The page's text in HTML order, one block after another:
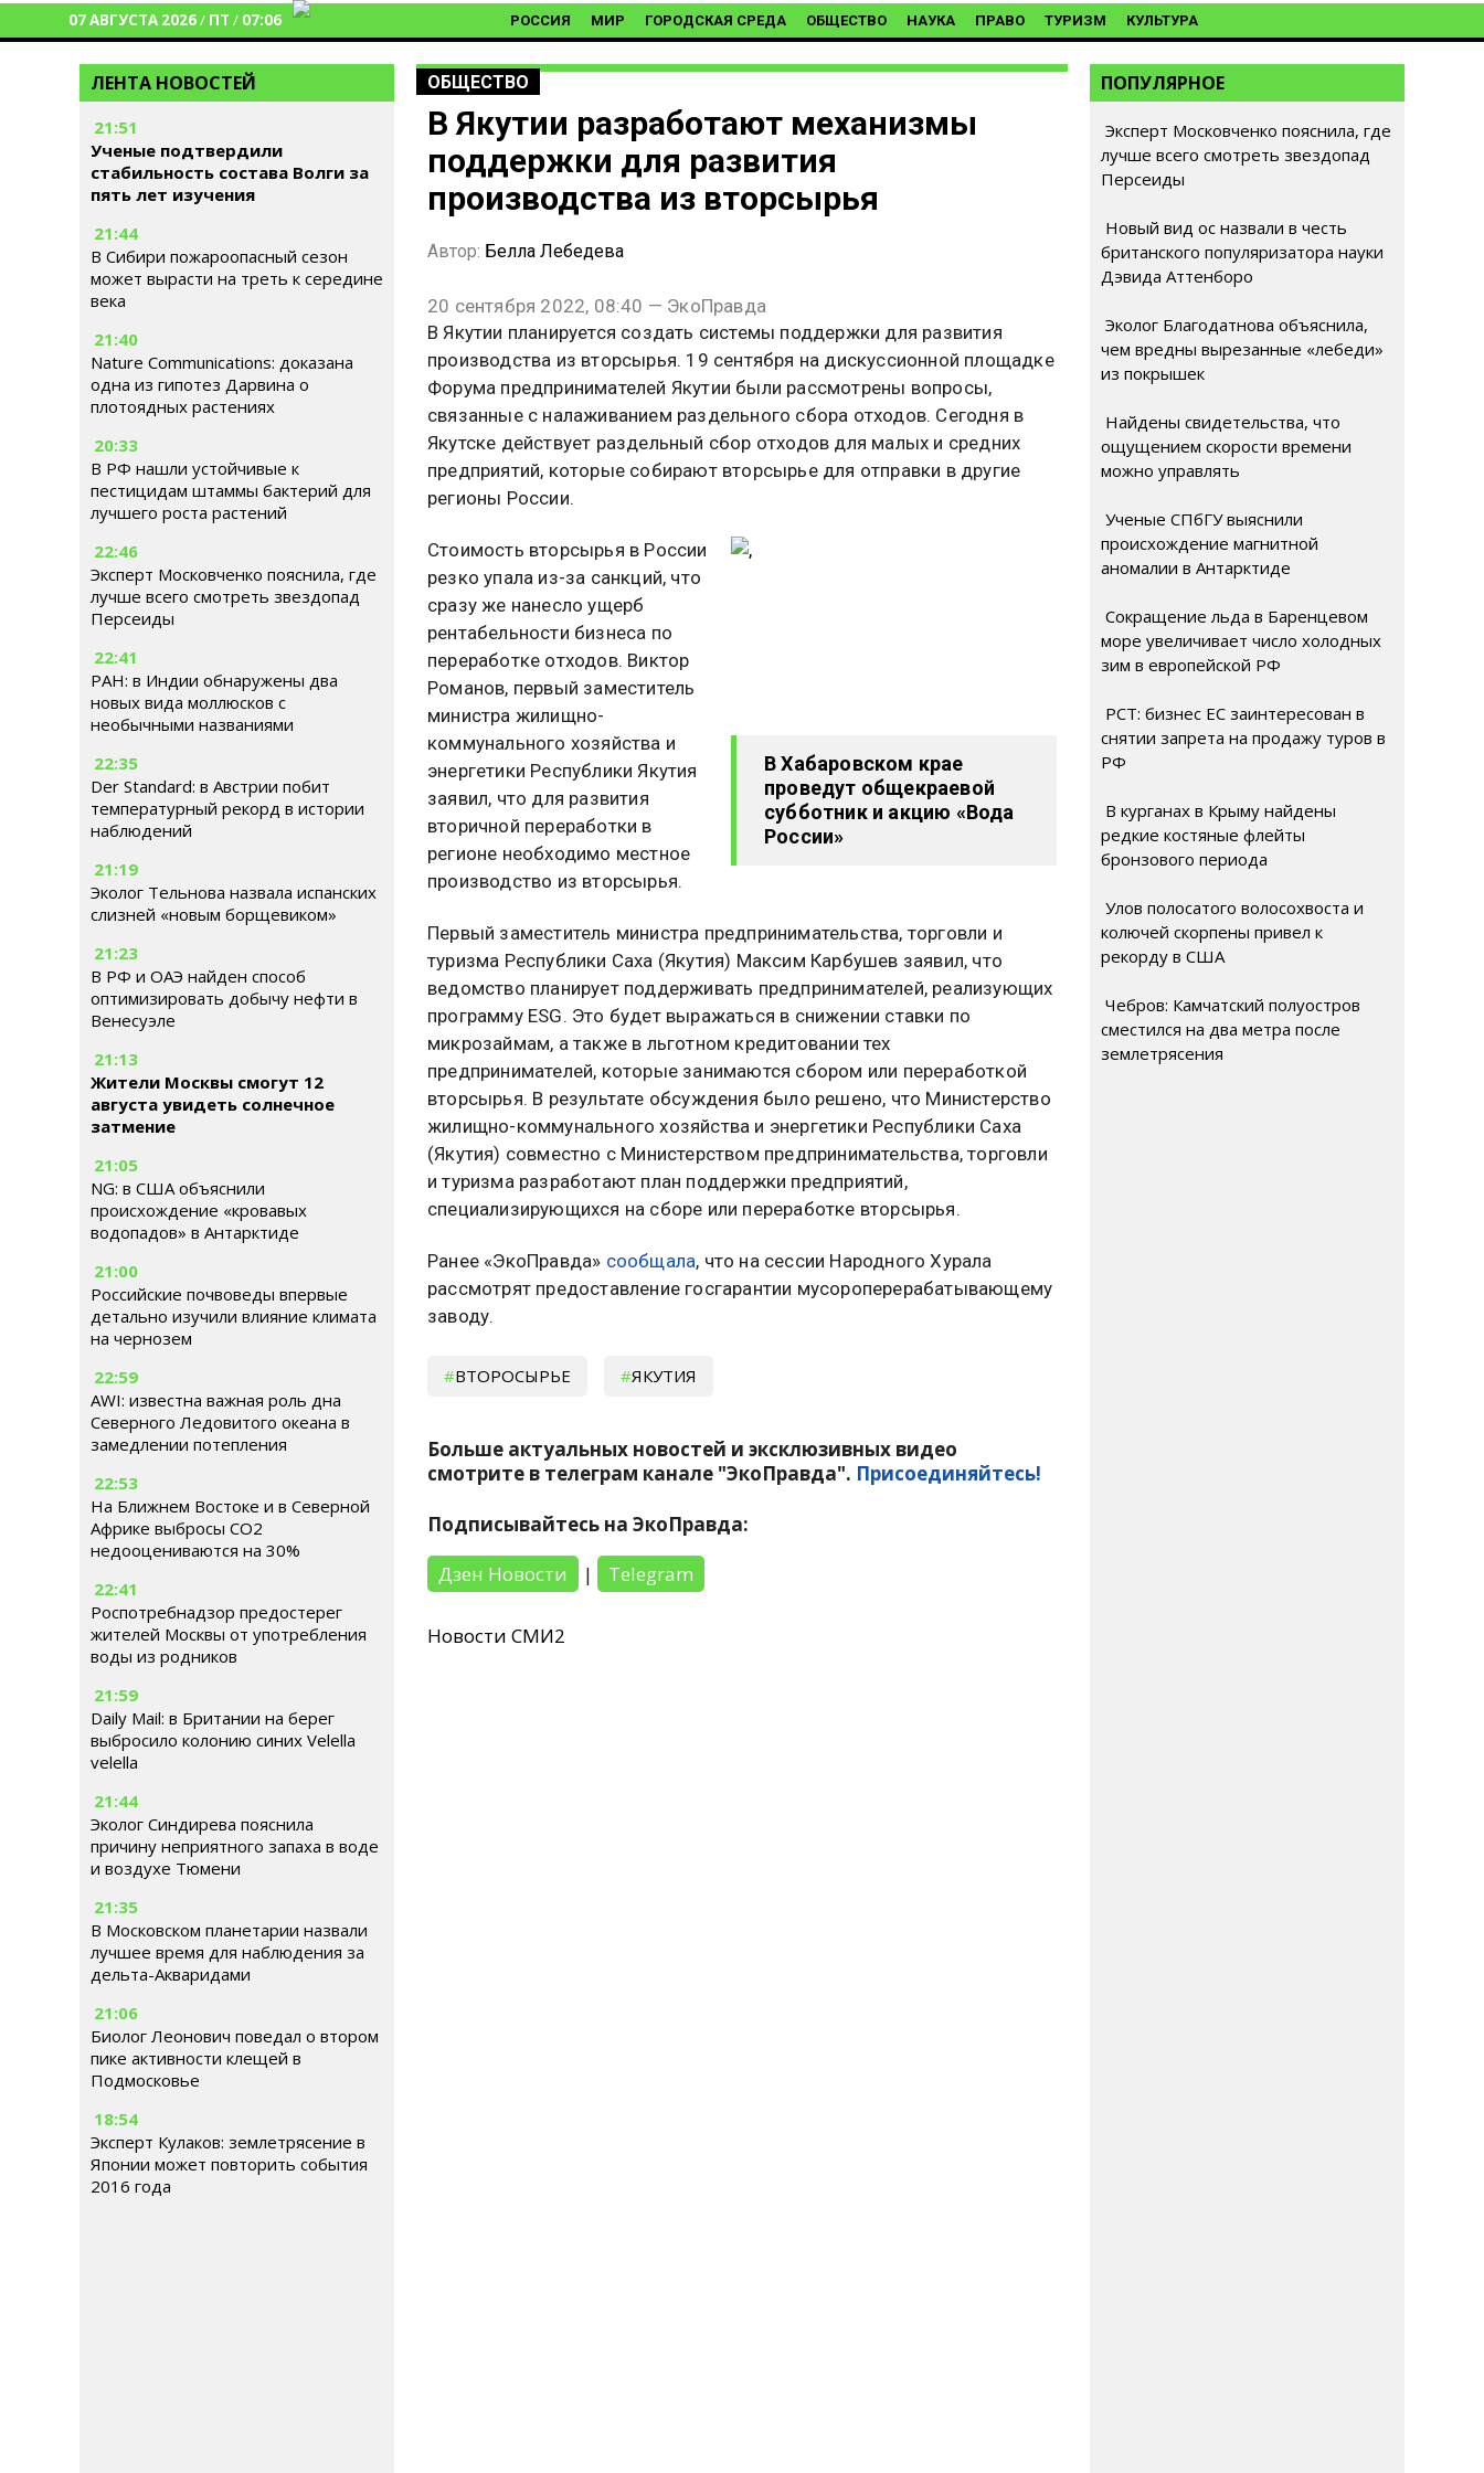
07 АВГУСТА 2026/ ПТ / 07:06 РОССИЯ МИР ГОРОДСКАЯ СРЕДА ОБЩЕСТВО НАУКА ПРАВО ТУРИЗМ КУЛЬТУРА
ЛЕНТА НОВОСТЕЙ
21:51
Ученые подтвердили
стабильность состава Волги за
пять лет изучения
21:44
В Сибири пожароопасный сезон
может вырасти на треть к середине
века
21:40
Nature Communications: доказана
одна из гипотез Дарвина о
плотоядных растениях
20:33
В РФ нашли устойчивые к
пестицидам штаммы бактерий для
лучшего роста растений
22:46
Эксперт Московченко пояснила, где
лучше всего смотреть звездопад
Персеиды
22:41
РАН: в Индии обнаружены два
новых вида моллюсков с
необычными названиями
22:35
Der Standard: в Австрии побит
температурный рекорд в истории
наблюдений
21:19
Эколог Тельнова назвала испанских
слизней «новым борщевиком»
21:23
В РФ и ОАЭ найден способ
оптимизировать добычу нефти в
Венесуэле
21:13
Жители Москвы смогут 12
августа увидеть солнечное
затмение
21:05
NG: в США объяснили
происхождение «кровавых
водопадов» в Антарктиде
21:00
Российские почвоведы впервые
детально изучили влияние климата
на чернозем
22:59
AWI: известна важная роль дна
Северного Ледовитого океана в
замедлении потепления
22:53
На Ближнем Востоке и в Северной
Африке выбросы CO2
недооцениваются на 30%
22:41
Роспотребнадзор предостерег
жителей Москвы от употребления
воды из родников
21:59
Daily Mail: в Британии на берег
выбросило колонию синих Velella
velella
21:44
Эколог Синдирева пояснила
причину неприятного запаха в воде
и воздухе Тюмени
21:35
В Московском планетарии назвали
лучшее время для наблюдения за
дельта-Акваридами
21:06
Биолог Леонович поведал о втором
пике активности клещей в
Подмосковье
18:54
Эксперт Кулаков: землетрясение в
Японии может повторить события
2016 года
ОБЩЕСТВО
В Якутии разработают механизмы
поддержки для развития
производства из вторсырья
Автор: Белла Лебедева
20 сентября 2022, 08:40 — ЭкоПравда
В Якутии планируется создать системы поддержки для развития
производства из вторсырья. 19 сентября на дискуссионной площадке
Форума предпринимателей Якутии были рассмотрены вопросы,
связанные с налаживанием раздельного сбора отходов. Сегодня в
Якутске действует раздельный сбор отходов для малых и средних
предприятий, которые собирают вторсырье для отправки в другие
регионы России.
В Хабаровском крае
проведут общекраевой
субботник и акцию «Вода
России»
Стоимость вторсырья в России
резко упала из-за санкций, что
сразу же нанесло ущерб
рентабельности бизнеса по
переработке отходов. Виктор
Романов, первый заместитель
министра жилищно-
коммунального хозяйства и
энергетики Республики Якутия
заявил, что для развития
вторичной переработки в
регионе необходимо местное
производство из вторсырья.
Первый заместитель министра предпринимательства, торговли и
туризма Республики Саха (Якутия) Максим Карбушев заявил, что
ведомство планирует поддерживать предпринимателей, реализующих
программу ESG. Это будет выражаться в снижении ставки по
микрозаймам, а также в льготном кредитовании тех
предпринимателей, которые занимаются сбором или переработкой
вторсырья. В результате обсуждения было решено, что Министерство
жилищно-коммунального хозяйства и энергетики Республики Саха
(Якутия) совместно с Министерством предпринимательства, торговли
и туризма разработают план поддержки предприятий,
специализирующихся на сборе или переработке вторсырья.
Ранее «ЭкоПравда» сообщала, что на сессии Народного Хурала
рассмотрят предоставление госгарантии мусороперерабатывающему
заводу.
ВТОРОСЫРЬЕ ЯКУТИЯ
Больше актуальных новостей и эксклюзивных видео
смотрите в телеграм канале "ЭкоПравда". Присоединяйтесь!
Подписывайтесь на ЭкоПравда:
Дзен Новости
| Telegram
Новости СМИ2
ПОПУЛЯРНОЕ
Эксперт Московченко пояснила, где
лучше всего смотреть звездопад
Персеиды
Новый вид ос назвали в честь
британского популяризатора науки
Дэвида Аттенборо
Эколог Благодатнова объяснила,
чем вредны вырезанные «лебеди»
из покрышек
Найдены свидетельства, что
ощущением скорости времени
можно управлять
Ученые СПбГУ выяснили
происхождение магнитной
аномалии в Антарктиде
Сокращение льда в Баренцевом
море увеличивает число холодных
зим в европейской РФ
РСТ: бизнес ЕС заинтересован в
снятии запрета на продажу туров в
РФ
В курганах в Крыму найдены
редкие костяные флейты
бронзового периода
Улов полосатого волосохвоста и
колючей скорпены привел к
рекорду в США
Чебров: Камчатский полуостров
сместился на два метра после
землетрясения